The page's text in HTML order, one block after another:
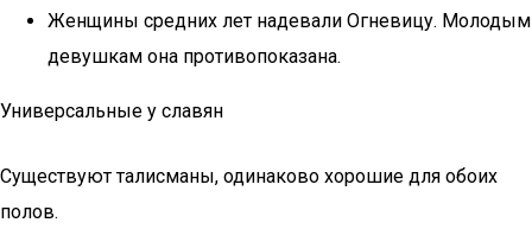
Женщины средних лет надевали Огневицу. Молодым
девушкам она противопоказана.
Универсальные у славян
Существуют талисманы, одинаково хорошие для обоих
полов.